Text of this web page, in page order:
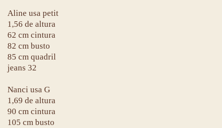
Aline usa petit
1,56 de altura
62 cm cintura
82 cm busto
85 cm quadril
jeans 32
Nanci usa G
1,69 de altura
90 cm cintura
105 cm busto